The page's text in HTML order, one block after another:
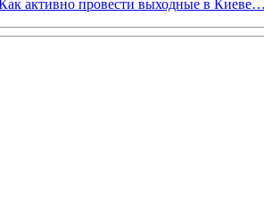
Как активно провести выходные в